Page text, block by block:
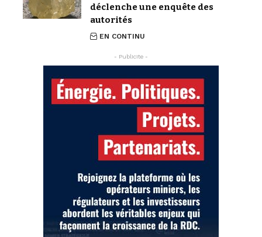
déclenche une enquête des
autorités
EN CONTINU
- Publicite -